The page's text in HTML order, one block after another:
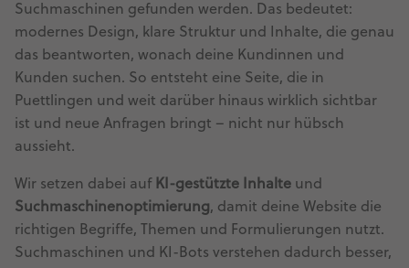
Suchmaschinen gefunden werden. Das bedeutet:
modernes Design, klare Struktur und Inhalte, die genau
das beantworten, wonach deine Kundinnen und
Kunden suchen. So entsteht eine Seite, die in
Puettlingen und weit darüber hinaus wirklich sichtbar
ist und neue Anfragen bringt – nicht nur hübsch
aussieht.
Wir setzen dabei auf KI-gestützte Inhalte und
Suchmaschinenoptimierung, damit deine Website die
richtigen Begriffe, Themen und Formulierungen nutzt.
Suchmaschinen und KI-Bots verstehen dadurch besser,